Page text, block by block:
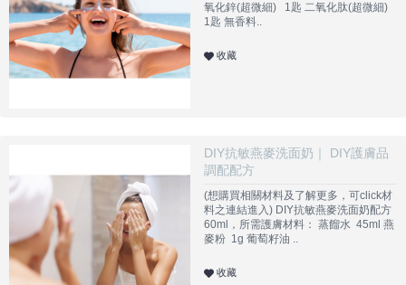
氧化鋅(超微細) 1匙 二氧化肽(超微細)
1匙 無香料..
收藏
DIY抗敏燕麥洗面奶｜ DIY護膚品
調配配方
(想購買相關材料及了解更多，可click材
料之連結進入) DIY抗敏燕麥洗面奶配方
60ml，所需護膚材料： 蒸餾水 45ml 燕
麥粉 1g 葡萄籽油 ..
收藏